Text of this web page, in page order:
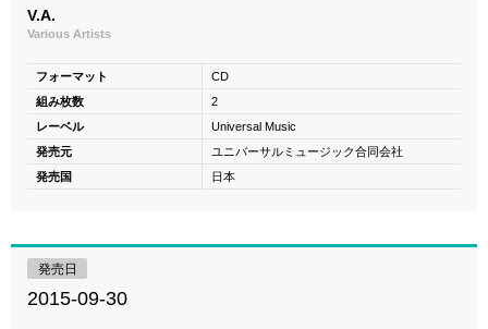
V.A.
Various Artists
フォーマット
CD
組み枚数
2
レーベル
Universal Music
発売元
ユニバーサルミュージック合同会社
発売国
日本
発売日
2015-09-30